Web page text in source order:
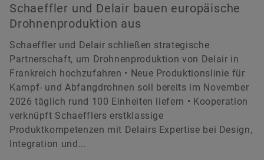
Schaeffler und Delair bauen europäische
Drohnenproduktion aus
Schaeffler und Delair schließen strategische
Partnerschaft, um Drohnenproduktion von Delair in
Frankreich hochzufahren • Neue Produktionslinie für
Kampf- und Abfangdrohnen soll bereits im November
2026 täglich rund 100 Einheiten liefern • Kooperation
verknüpft Schaefflers erstklassige
Produktkompetenzen mit Delairs Expertise bei Design,
Integration und...